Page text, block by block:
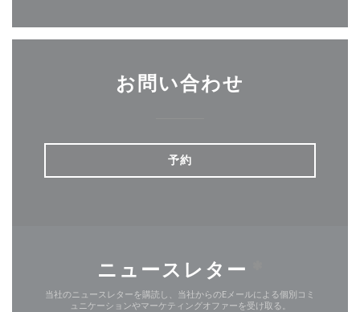
お問い合わせ
予約
ニュースレター
当社のニュースレターを購読し、当社からのEメールによる個別コミ
ュニケーションやマーケティングオファーを受け取る。